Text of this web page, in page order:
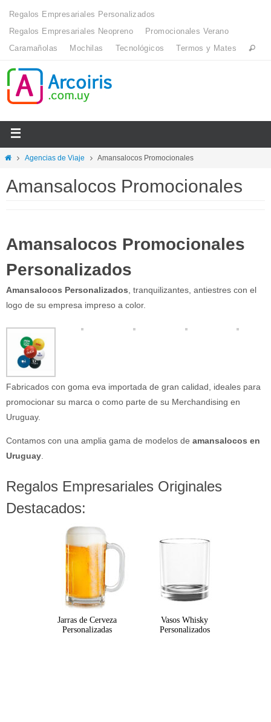
Regalos Empresariales Personalizados
Regalos Empresariales Neopreno
Promocionales Verano
Caramañolas
Mochilas Tecnológicos Termos y Mates
Agencias de Viaje Amansalocos Promocionales
Amansalocos Promocionales
Amansalocos Promocionales
Personalizados
Amansalocos Personalizados , tranquilizantes, antiestres con el
logo de su empresa impreso a color.
Fabricados con goma eva importada de gran calidad, ideales para
promocionar su marca o como parte de su Merchandising en
Uruguay.
Contamos con una amplia gama de modelos de amansalocos en
Uruguay
Regalos Empresariales Originales
Destacados:
Jarras de Cerveza
Personalizadas
Vasos Whisky
Personalizados